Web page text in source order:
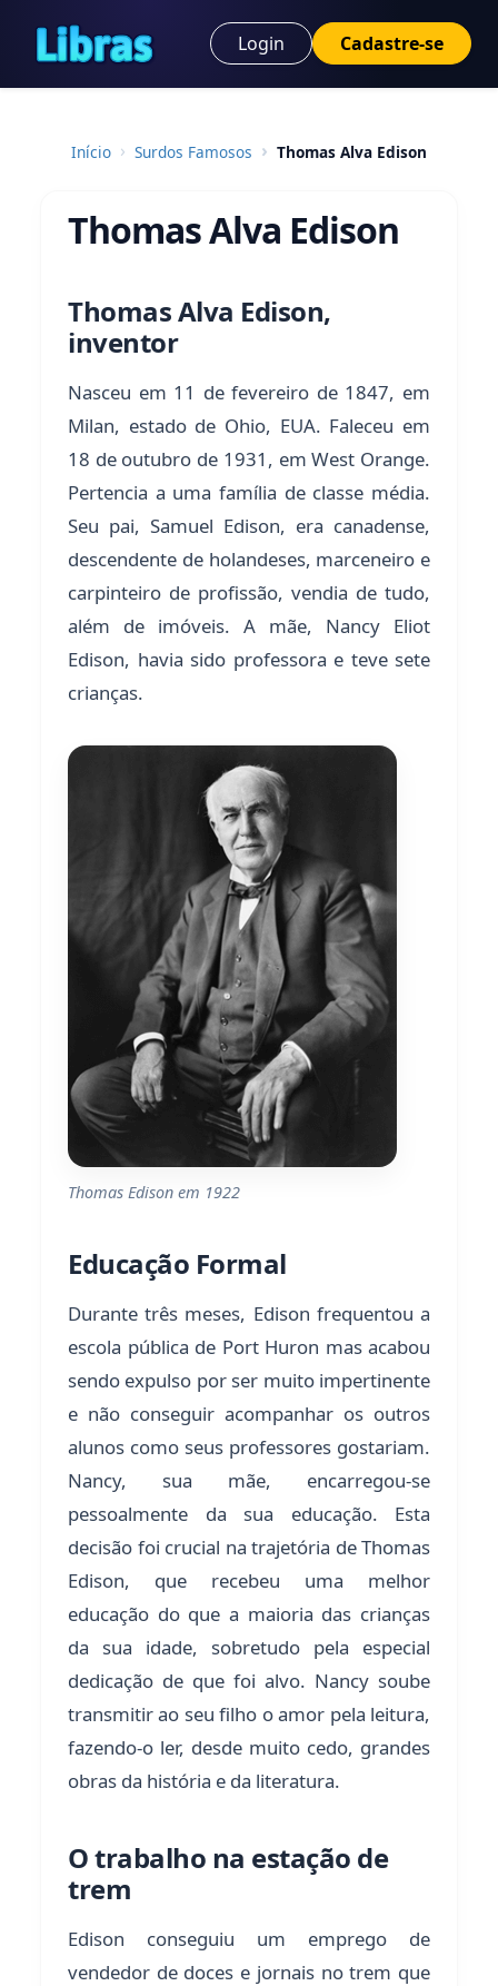
Login Cadastre-se
Início Surdos Famosos Thomas Alva Edison
Thomas Alva Edison
Thomas Alva Edison,
inventor
Nasceu em 11 de fevereiro de 1847, em
Milan, estado de Ohio, EUA. Faleceu em
18 de outubro de 1931, em West Orange.
Pertencia a uma família de classe média.
Seu pai, Samuel Edison, era canadense,
descendente de holandeses, marceneiro e
carpinteiro de profissão, vendia de tudo,
além de imóveis. A mãe, Nancy Eliot
Edison, havia sido professora e teve sete
crianças.
Thomas Edison em 1922
Educação Formal
Durante três meses, Edison frequentou a
escola pública de Port Huron mas acabou
sendo expulso por ser muito impertinente
e não conseguir acompanhar os outros
alunos como seus professores gostariam.
Nancy, sua mãe, encarregou-se
pessoalmente da sua educação. Esta
decisão foi crucial na trajetória de Thomas
Edison, que recebeu uma melhor
educação do que a maioria das crianças
da sua idade, sobretudo pela especial
dedicação de que foi alvo. Nancy soube
transmitir ao seu filho o amor pela leitura,
fazendo-o ler, desde muito cedo, grandes
obras da história e da literatura.
O trabalho na estação de
trem
Edison conseguiu um emprego de
vendedor de doces e jornais no trem que